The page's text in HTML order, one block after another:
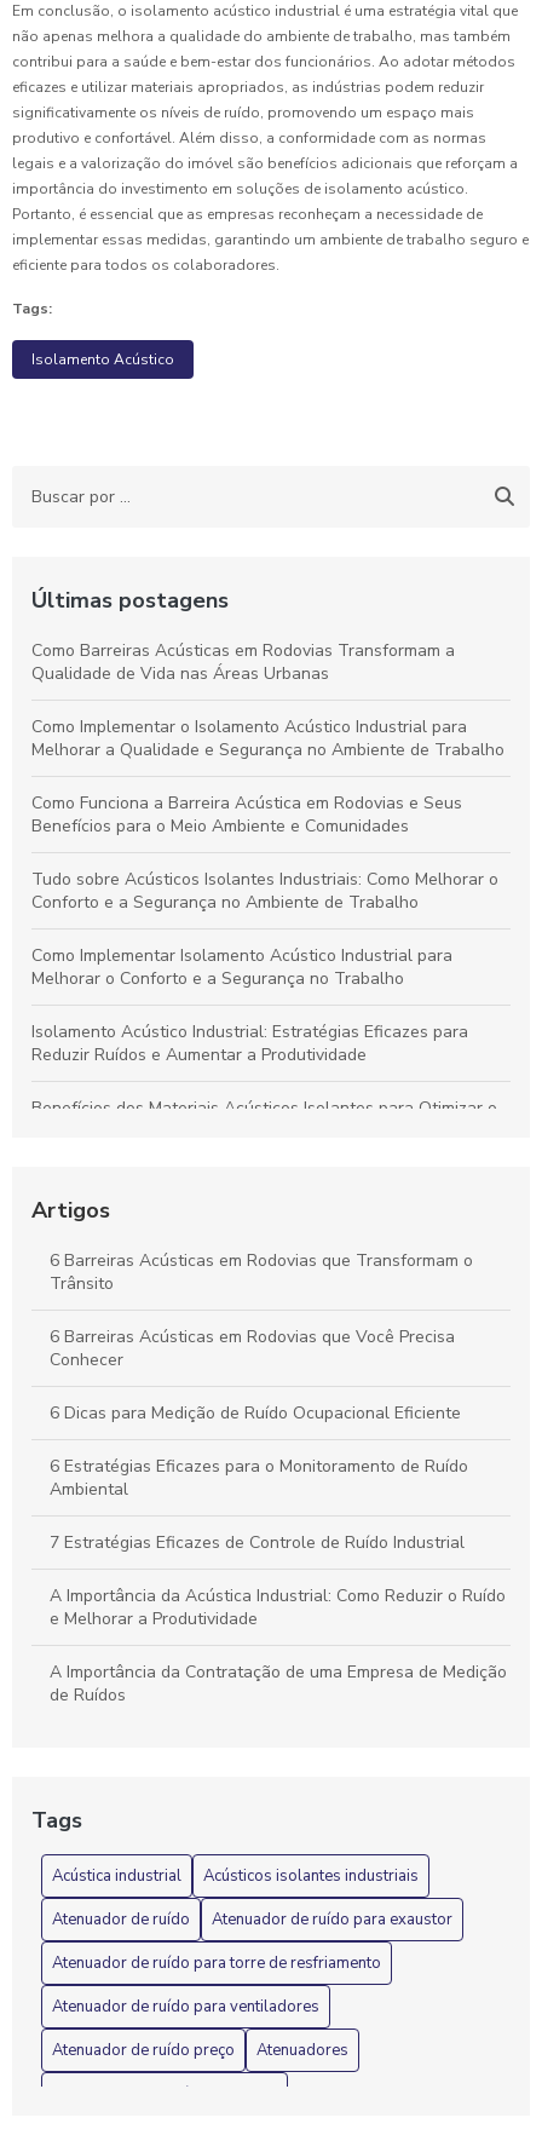
Em conclusão, o isolamento acústico industrial é uma estratégia vital que
não apenas melhora a qualidade do ambiente de trabalho, mas também
contribui para a saúde e bem-estar dos funcionários. Ao adotar métodos
eficazes e utilizar materiais apropriados, as indústrias podem reduzir
significativamente os níveis de ruído, promovendo um espaço mais
produtivo e confortável. Além disso, a conformidade com as normas
legais e a valorização do imóvel são benefícios adicionais que reforçam a
importância do investimento em soluções de isolamento acústico.
Portanto, é essencial que as empresas reconheçam a necessidade de
implementar essas medidas, garantindo um ambiente de trabalho seguro e
eficiente para todos os colaboradores.
Tags:
Isolamento Acústico
Últimas postagens
Como Barreiras Acústicas em Rodovias Transformam a
Qualidade de Vida nas Áreas Urbanas
Como Implementar o Isolamento Acústico Industrial para
Melhorar a Qualidade e Segurança no Ambiente de Trabalho
Como Funciona a Barreira Acústica em Rodovias e Seus
Benefícios para o Meio Ambiente e Comunidades
Tudo sobre Acústicos Isolantes Industriais: Como Melhorar o
Conforto e a Segurança no Ambiente de Trabalho
Como Implementar Isolamento Acústico Industrial para
Melhorar o Conforto e a Segurança no Trabalho
Isolamento Acústico Industrial: Estratégias Eficazes para
Reduzir Ruídos e Aumentar a Produtividade
Benefícios dos Materiais Acústicos Isolantes para Otimizar o
Benefícios
Vantagens das Barreiras Acústicas em Rodovias para a
Qualidade de Vida Urbana
Isolamento Acústico Industrial: Soluções para Transformar
Ambientes e Garantir Conforto Sonoro
Artigos
6 Barreiras Acústicas em Rodovias que Transformam o
Trânsito
6 Barreiras Acústicas em Rodovias que Você Precisa
Conhecer
6 Dicas para Medição de Ruído Ocupacional Eficiente
6 Estratégias Eficazes para o Monitoramento de Ruído
Ambiental
7 Estratégias Eficazes de Controle de Ruído Industrial
A Importância da Acústica Industrial: Como Reduzir o Ruído
e Melhorar a Produtividade
A Importância da Contratação de uma Empresa de Medição
de Ruídos
Acústica industrial e suas soluções para ambientes de
Acústica Industrial: 7 Dicas para Reduzir Ruídos
Eficazmente
Acústica Industrial: Como garantir um ambiente de trabalho
mais silencioso e produtivo
Acústica industrial: como otimizar o ambiente de trabalho e
reduzir ruídos
Tags
Acústica industrial
Acústicos isolantes industriais
Atenuador de ruído
Atenuador de ruído para exaustor
Atenuador de ruído para torre de resfriamento
Atenuador de ruído para ventiladores
Atenuador de ruído preço
Atenuadores